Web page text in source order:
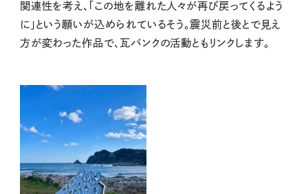
関連性を考え、「この地を離れた人々が再び戻ってくるよう
に」という願いが込められているそう。震災前と後とで見え
方が変わった作品で、瓦バンクの活動ともリンクします。